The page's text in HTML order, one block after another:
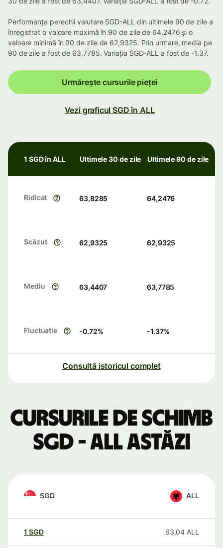
Performanța perechii valutare SGD-ALL din ultimele 90 de zile a
înregistrat o valoare maximă în 90 de zile de 64,2476 și o
valoare minimă în 90 de zile de 62,9325. Prin urmare, media pe
90 de zile a fost de 63,7785. Variația SGD-ALL a fost de -1.37.
Urmărește cursurile pieței
Vezi graficul SGD în ALL
1 SGD în ALL Ultimele 30 de zile Ultimele 90 de zile
Ridicat 63,8285 64,2476
Scăzut 62,9325 62,9325
Mediu 63,4407 63,7785
Fluctuație -0.72% -1.37%
Consultă istoricul complet
Cursurile de schimb
SGD - ALL astăzi
SGD ALL
1 SGD 63,04 ALL